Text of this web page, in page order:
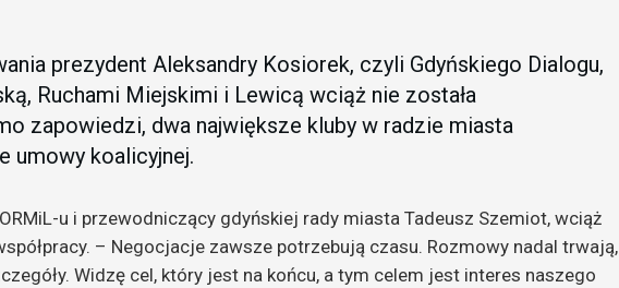
prezydent Aleksandry Kosiorek, czyli Gdyńskiego Dialogu,
Ruchami Miejskimi i Lewicą wciąż nie została
zapowiedzi, dwa największe kluby w radzie miasta
umowy koalicyjnej.
u i przewodniczący gdyńskiej rady miasta Tadeusz Szemiot, wciąż
– Negocjacje zawsze potrzebują czasu. Rozmowy nadal trwają,
Widzę cel, który jest na końcu, a tym celem jest interes naszego